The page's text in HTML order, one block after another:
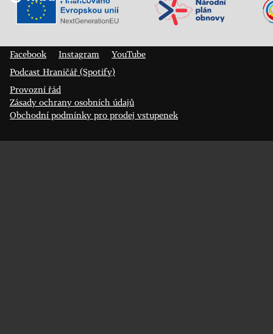
Veřejný sál Hraničář, spolek
Facebook
Instagram
YouTube
Podcast Hraničář (Spotify)
Provozní řád
Zásady ochrany osobních údajů
Obchodní podmínky pro prodej vstupenek